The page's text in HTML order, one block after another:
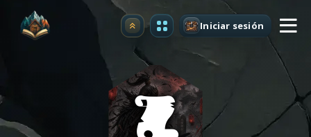
Mejorar Iniciar sesión